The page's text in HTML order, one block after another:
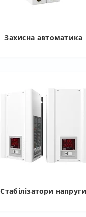
Захисна автоматика
Стабілізатори напруги